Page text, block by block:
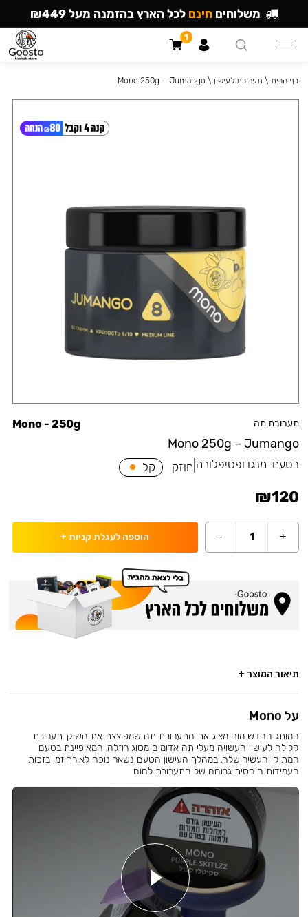
תערובת תה
Mono 250g – Jumango
Mono - 250g
בטעם: מנגו ופסיפלורה חוזק קל
₪120
+
1
- הוספה לעגלת קניות +
דף הבית \ תערובת לעישון \
Mono 250g — Jumango
תיאור המוצר +
על Mono
המותג החדש מונו מציג את התערובת תה שמפוצצת את השוק. תערובת
קלילה לעישון העשויה מעלי תה אדומים מסוג רוזלה, המאופיינת בטעם
המתוק והעשיר שלה. במהלך העישון הטעם נשאר נוכח לאורך זמן בזכות
העמידות היחסית גבוהה של התערובת לחום.
משלוחים חינם לכל הארץ בהזמנה מעל ₪449
1